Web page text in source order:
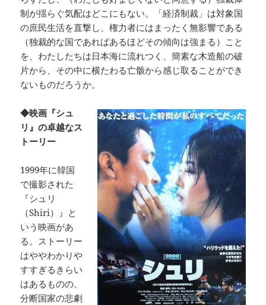
制が揺らぐ気配はどこにもない。「経済制裁」は対象国
の庶民生活を直撃し、権力者にはまったく無影響である
（独裁的な国であればあるほどその傾向は強まる）こと
を、わたしたちは日本海に流れつく、簡素な木造船の破
片から、その中に横たわる亡骸から感じ取ることができ
ないものだろうか。
◆映画『シュ
リ』の卓越なス
トーリー
1999年に韓国
で撮影された
『シュリ
（Shiri）』と
いう映画があ
る。ストーリー
はややわかりや
すすぎるきらい
はあるものの、
分断国家の悲劇